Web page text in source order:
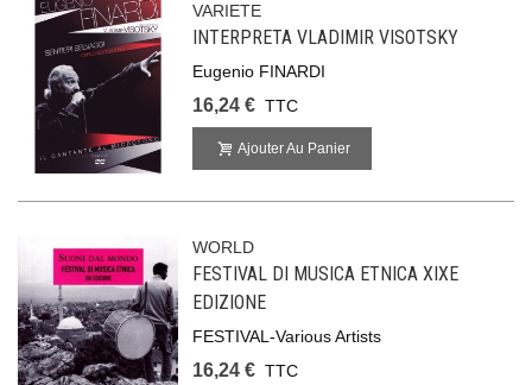
VARIETE
INTERPRETA VLADIMIR VISOTSKY
Eugenio FINARDI
16,24 € TTC
Ajouter Au Panier
WORLD
FESTIVAL DI MUSICA ETNICA XIXE
EDIZIONE
FESTIVAL-Various Artists
16,24 € TTC